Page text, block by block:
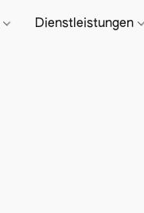
Dienstleistungen